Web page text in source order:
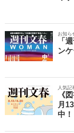
お知ら
「
ン
人気記
《
月
中！